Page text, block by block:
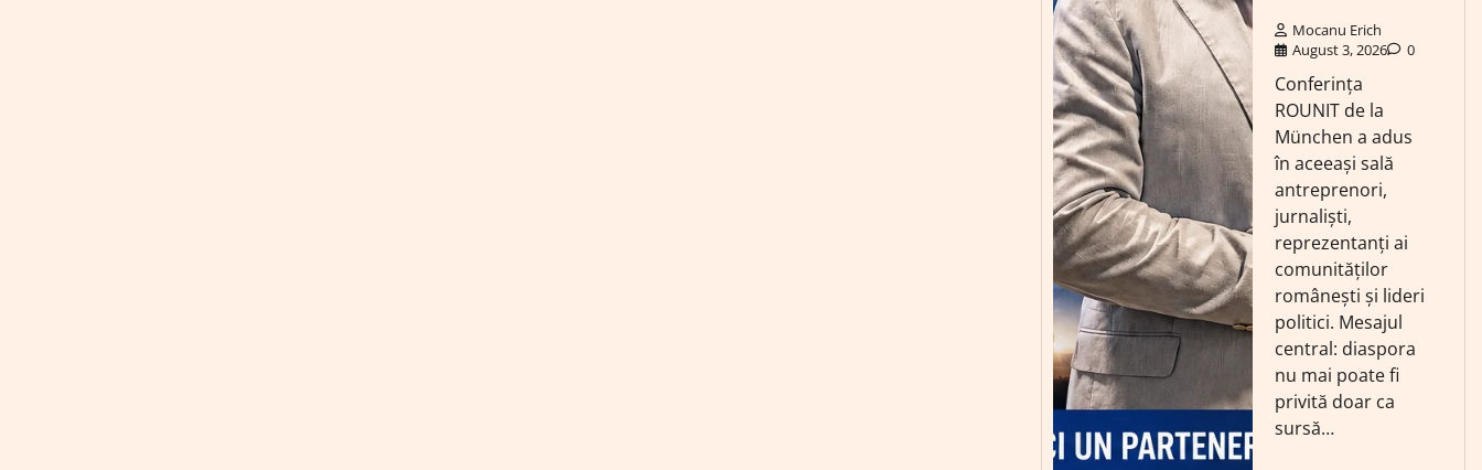
Mocanu Erich
August 3, 2026
0
Conferința
ROUNIT de la
München a adus
în aceeași sală
antreprenori,
jurnaliști,
reprezentanți ai
comunităților
românești și lideri
politici. Mesajul
central: diaspora
nu mai poate fi
privită doar ca
sursă…